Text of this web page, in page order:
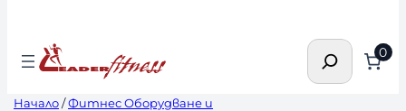
Търсене 0
Начало/Фитнес Оборудване и